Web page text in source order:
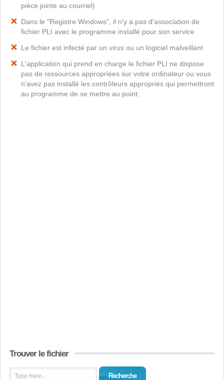
pièce jointe au courriel)
Dans le "Registre Windows", il n'y a pas d'association de
fichier PLI avec le programme installé pour son service
Le fichier est infecté par un virus ou un logiciel malveillant
L'application qui prend en charge le fichier PLI ne dispose
pas de ressources appropriées sur votre ordinateur ou vous
n'avez pas installé les contrôleurs appropriés qui permettront
au programme de se mettre au point.
Trouver le fichier
Recherche